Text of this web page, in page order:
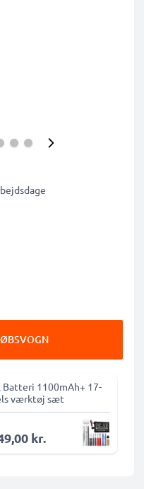
Batteri 1100mAh+ 17-
værktøj sæt
kr.